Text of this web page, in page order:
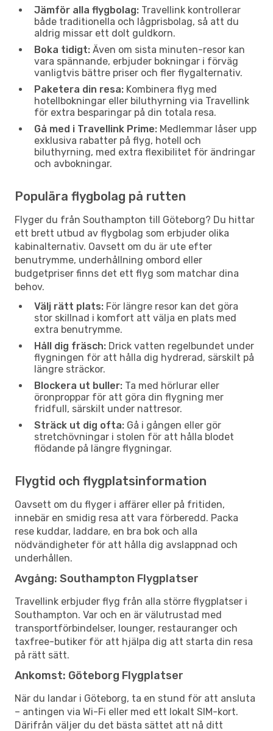
Jämför alla flygbolag: Travellink kontrollerar
både traditionella och lågprisbolag, så att du
aldrig missar ett dolt guldkorn.
Boka tidigt: Även om sista minuten-resor kan
vara spännande, erbjuder bokningar i förväg
vanligtvis bättre priser och fler flygalternativ.
Paketera din resa: Kombinera flyg med
hotellbokningar eller biluthyrning via Travellink
för extra besparingar på din totala resa.
Gå med i Travellink Prime: Medlemmar låser upp
exklusiva rabatter på flyg, hotell och
biluthyrning, med extra flexibilitet för ändringar
och avbokningar.
Populära flygbolag på rutten
Flyger du från Southampton till Göteborg? Du hittar
ett brett utbud av flygbolag som erbjuder olika
kabinalternativ. Oavsett om du är ute efter
benutrymme, underhållning ombord eller
budgetpriser finns det ett flyg som matchar dina
behov.
Välj rätt plats: För längre resor kan det göra
stor skillnad i komfort att välja en plats med
extra benutrymme.
Håll dig fräsch: Drick vatten regelbundet under
flygningen för att hålla dig hydrerad, särskilt på
längre sträckor.
Blockera ut buller: Ta med hörlurar eller
öronproppar för att göra din flygning mer
fridfull, särskilt under nattresor.
Sträck ut dig ofta: Gå i gången eller gör
stretchövningar i stolen för att hålla blodet
flödande på längre flygningar.
Flygtid och flygplatsinformation
Oavsett om du flyger i affärer eller på fritiden,
innebär en smidig resa att vara förberedd. Packa
rese kuddar, laddare, en bra bok och alla
nödvändigheter för att hålla dig avslappnad och
underhållen.
Avgång: Southampton Flygplatser
Travellink erbjuder flyg från alla större flygplatser i
Southampton. Var och en är välutrustad med
transportförbindelser, lounger, restauranger och
taxfree-butiker för att hjälpa dig att starta din resa
på rätt sätt.
Ankomst: Göteborg Flygplatser
När du landar i Göteborg, ta en stund för att ansluta
– antingen via Wi-Fi eller med ett lokalt SIM-kort.
Därifrån väljer du det bästa sättet att nå ditt